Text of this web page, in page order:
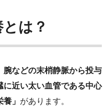
は？
腕などの末梢静脈から投与
に近い太い血管である中心
」 があります。